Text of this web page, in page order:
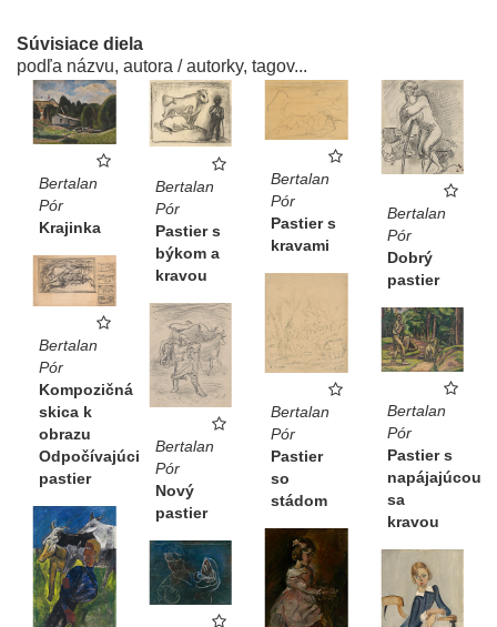
Súvisiace diela
podľa názvu, autora / autorky, tagov...
Bertalan
Pór
Krajinka
Bertalan
Pór
Pastier s
býkom a
kravou
Bertalan
Pór
Pastier s
kravami
Bertalan
Pór
Dobrý
pastier
Bertalan
Pór
Kompozičná
skica k
obrazu
Odpočívajúci
pastier
Bertalan
Pór
Pastier
so
stádom
Bertalan
Pór
Nový
pastier
Bertalan
Pór
Pastier s
napájajúcou
sa
kravou